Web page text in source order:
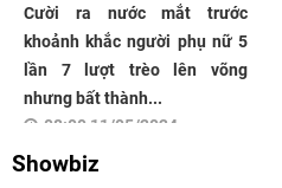
Cười ra nước mắt trước
khoảnh khắc người phụ nữ 5
lần 7 lượt trèo lên võng
nhưng bất thành...
08:00 11/05/2024
Showbiz